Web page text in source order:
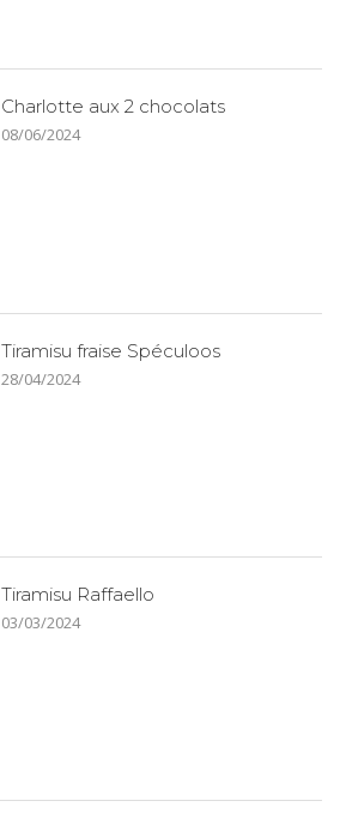
Charlotte aux 2 chocolats
08/06/2024
Tiramisu fraise Spéculoos
28/04/2024
Tiramisu Raffaello
03/03/2024